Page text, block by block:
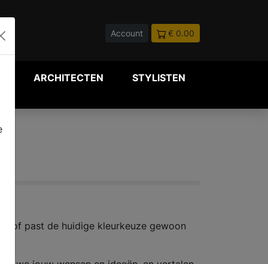
Account € 0.00
ARCHITECTEN STYLISTEN
of past de huidige kleurkeuze gewoon